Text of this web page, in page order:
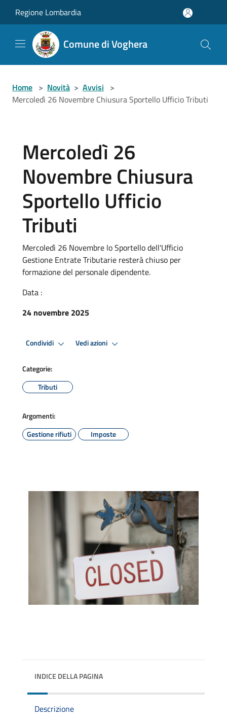
Regione Lombardia
Comune di Voghera
Home > Novità > Avvisi >
Mercoledì 26 Novembre Chiusura Sportello Ufficio Tributi
Mercoledì 26
Novembre Chiusura
Sportello Ufficio
Tributi
Mercoledì 26 Novembre lo Sportello dell'Ufficio
Gestione Entrate Tributarie resterà chiuso per
formazione del personale dipendente.
Data :
24 novembre 2025
Condividi Vedi azioni
Categorie:
Tributi
Argomenti:
Gestione rifiuti
Imposte
INDICE DELLA PAGINA
Descrizione